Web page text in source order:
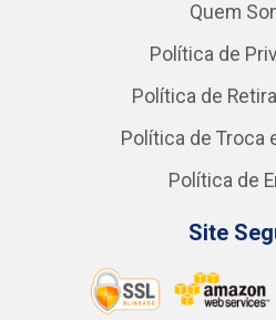
Quem
Política de
Política de
Política de Troca
Política de
Site